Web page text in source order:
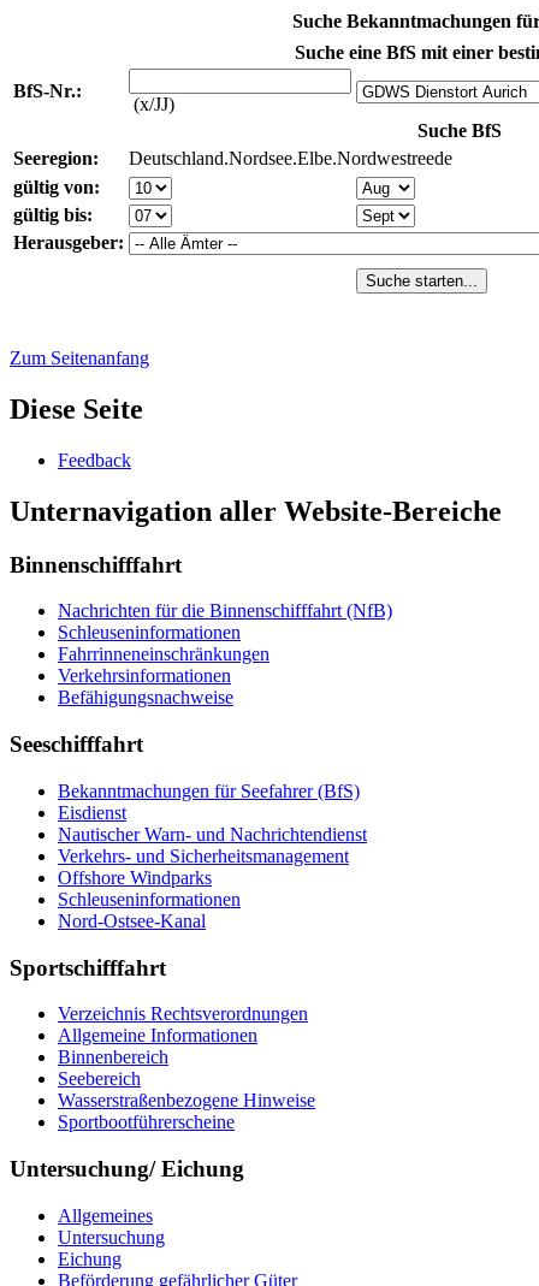
Suche Bekanntmachungen
Suche eine BfS mit einer
BfS-Nr.:
(x/JJ)
Suche BfS
Seeregion:
Deutschland.Nordsee.Elbe.Nordwestreede
gültig von:
gültig bis:
Herausgeber:
Suche starten...
Zum Seitenanfang
Diese Seite
Feed­back
Unternavigation aller Website-Bereiche
Binnenschifffahrt
Nach­rich­ten für die Bin­nen­schiff­fahrt (NfB)
Schleu­sen­in­for­ma­tio­nen
Fahr­rin­nen­ein­schrän­kun­gen
Ver­kehrs­in­for­ma­tio­nen
Be­fä­hi­gungs­nach­wei­se
Seeschifffahrt
Be­kannt­ma­chun­gen für See­fah­rer (BfS)
Eis­dienst
Nau­ti­scher Warn-​ und Nach­rich­ten­dienst
Ver­kehrs-​ und Si­cher­heits­ma­na­ge­ment
Offs­ho­re Wind­parks
Schleu­sen­in­for­ma­tio­nen
Nord-​Ost­see-​Ka­nal
Sportschifffahrt
Ver­zeich­nis Rechts­ver­ord­nun­gen
All­ge­mei­ne In­for­ma­tio­nen
Bin­nen­be­reich
See­be­reich
Was­ser­stra­ßen­be­zo­ge­ne Hin­wei­se
Sport­boot­füh­rer­schei­ne
Untersuchung/ Eichung
All­ge­mei­nes
Un­ter­su­chung
Ei­chung
Be­för­de­rung ge­fähr­li­cher Gü­ter